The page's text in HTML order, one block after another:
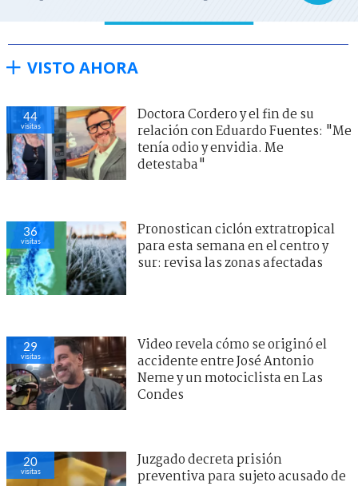
VISTO AHORA
44
visitas
Doctora Cordero y el fin de su
relación con Eduardo Fuentes: "Me
tenía odio y envidia. Me
detestaba"
36
visitas
Pronostican ciclón extratropical
para esta semana en el centro y
sur: revisa las zonas afectadas
29
visitas
Video revela cómo se originó el
accidente entre José Antonio
Neme y un motociclista en Las
Condes
20
visitas
Juzgado decreta prisión
preventiva para sujeto acusado de